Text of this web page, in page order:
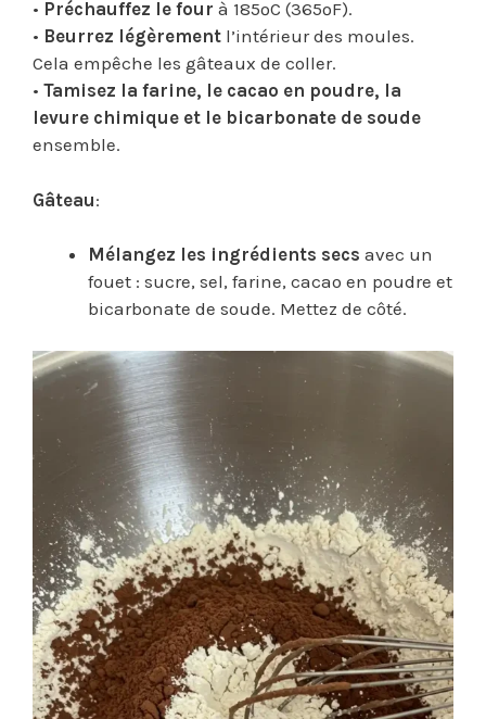
• Préchauffez le four à 185ºC (365ºF).
• Beurrez légèrement l’intérieur des moules.
Cela empêche les gâteaux de coller.
• Tamisez la farine, le cacao en poudre, la
levure chimique et le bicarbonate de soude
ensemble.
Gâteau:
Mélangez les ingrédients secs avec un
fouet : sucre, sel, farine, cacao en poudre et
bicarbonate de soude. Mettez de côté.